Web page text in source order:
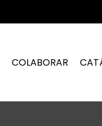
COLABORAR